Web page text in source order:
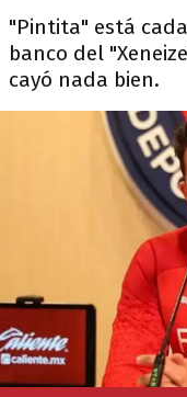
"Pintita" está
banco del
cayó nada bien.